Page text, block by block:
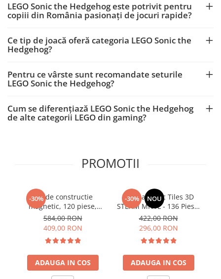
LEGO Sonic the Hedgehog este potrivit pentru
copiii din România pasionați de jocuri rapide?
Ce tip de joacă oferă categoria LEGO Sonic the
Hedgehog?
Pentru ce vârste sunt recomandate seturile
LEGO Sonic the Hedgehog?
Cum se diferențiază LEGO Sonic the Hedgehog
de alte categorii LEGO din gaming?
PROMOTII
-30%
Set de constructie
magnetic, 120 piese,
Magnetic Tiles, ICE STYLE
de forme geometrice
584,00 RON
409,00 RON
ADAUGA IN COS
-30% NOU
Set Magnetic Tiles 3D
STEAM MNTL - 136 Piese,
Dimensiune Mini (5 cm) -
Noapte Stelară pentru
422,00 RON
296,00 RON
ADAUGA IN COS